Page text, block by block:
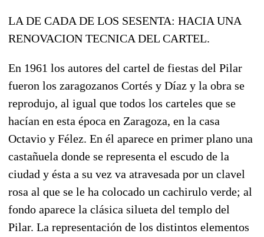
LA DE CADA DE LOS SESENTA: HACIA UNA
RENOVACION TECNICA DEL CARTEL.
En 1961 los autores del cartel de fiestas del Pilar
fueron los zaragozanos Cortés y Díaz y la obra se
reprodujo, al igual que todos los carteles que se
hacían en esta época en Zaragoza, en la casa
Octavio y Félez. En él aparece en primer plano una
castañuela donde se representa el escudo de la
ciudad y ésta a su vez va atravesada por un clavel
rosa al que se le ha colocado un cachirulo verde; al
fondo aparece la clásica silueta del templo del
Pilar. La representación de los distintos elementos